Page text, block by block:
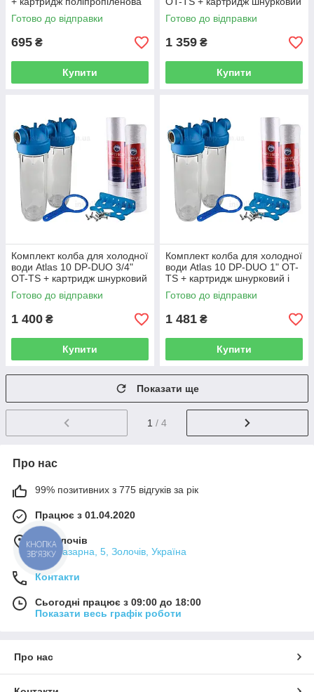
нитка Ecosoft CPN25
Готово до відправки
695 ₴
Купити
і поліпропіленовий
BioSystems PPW-10-LN / PP-
Готово до відправки
1 359 ₴
Купити
Комплект колба для холодної
води Atlas 10 DP-DUO 3/4"
OT-TS + картридж шнурковий
і поліпропіленовий
BioSystems PPW-10-LN / PP-
Готово до відправки
1 400 ₴
Купити
Комплект колба для холодної
води Atlas 10 DP-DUO 1" OT-
TS + картридж шнурковий і
поліпропіленовий BioSystems
PPW-10-LN / PP-10
Готово до відправки
1 481 ₴
Купити
Показати ще
1 / 4
Про нас
99% позитивних з 775 відгуків за рік
Працює з 01.04.2020
м. Золочів
вул. Базарна, 5, Золочів, Україна
Контакти
Сьогодні працює з 09:00 до 18:00
Показати весь графік роботи
Про нас
КНОПКА
ЗВ'ЯЗКУ